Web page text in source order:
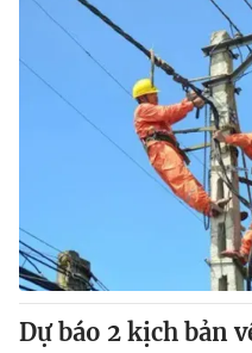
Y tế
Thế giới
Thế giới đó đây
Câu chuyện quốc tế
Tài chính
Thị trường
Góc doanh nghiệp
Dữ liệu và đời sống
Truyền hình
Dự báo 2 kịch bản